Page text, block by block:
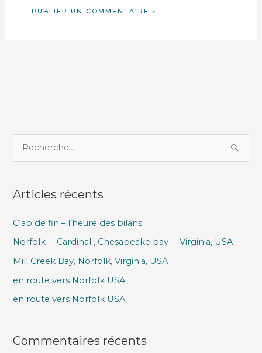
e
h
r
c
h
e
Articles récents
Clap de fin – l’heure des bilans
Norfolk – Cardinal , Chesapeake bay – Virginia, USA
Mill Creek Bay, Norfolk, Virginia, USA
en route vers Norfolk USA
en route vers Norfolk USA
Commentaires récents